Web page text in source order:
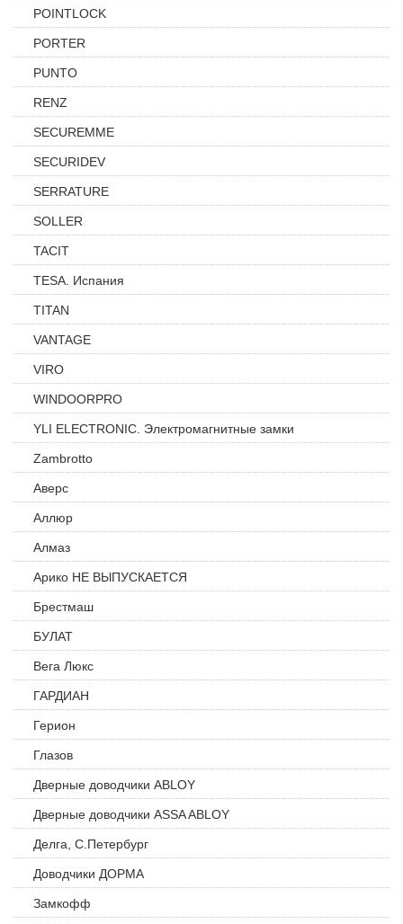
POINTLOCK
PORTER
PUNTO
RENZ
SECUREMME
SECURIDEV
SERRATURE
SOLLER
TACIT
TESA. Испания
TITAN
VANTAGE
VIRO
WINDOORPRO
YLI ELECTRONIC. Электромагнитные замки
Zambrotto
Аверс
Аллюр
Алмаз
Арико НЕ ВЫПУСКАЕТСЯ
Брестмаш
БУЛАТ
Вега Люкс
ГАРДИАН
Герион
Глазов
Дверные доводчики ABLOY
Дверные доводчики ASSA ABLOY
Делга, С.Петербург
Доводчики ДОРМА
Замкофф